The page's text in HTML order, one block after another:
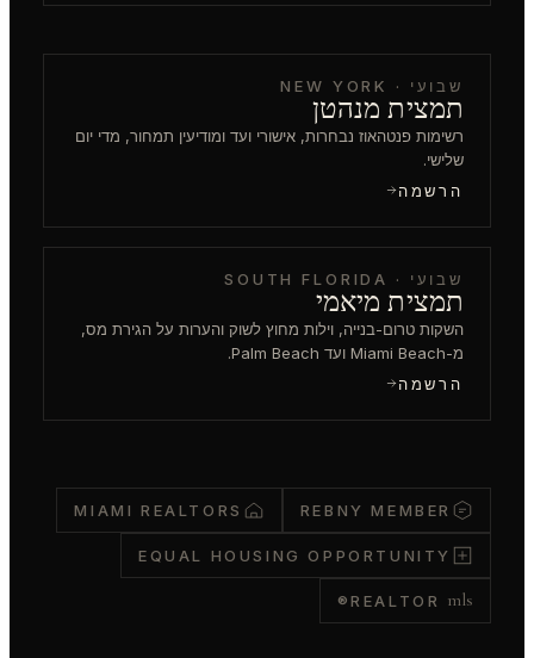
שבועי · NEW YORK
תמצית מנהטן
רשימות פנטהאוז נבחרות, אישורי ועד ומודיעין תמחור, מדי יום
שלישי.
הרשמה
שבועי · SOUTH FLORIDA
תמצית מיאמי
השקות טרום-בנייה, וילות מחוץ לשוק והערות על הגירת מס,
מ-Miami Beach ועד Palm Beach.
הרשמה
REBNY MEMBER
MIAMI REALTORS
EQUAL HOUSING OPPORTUNITY
mls